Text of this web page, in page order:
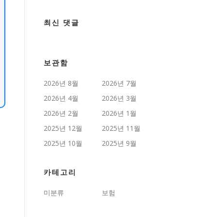
최신 댓글
보관함
2026년 8월
2026년 7월
2026년 4월
2026년 3월
2026년 2월
2026년 1월
2025년 12월
2025년 11월
2025년 10월
2025년 9월
카테고리
미분류 보험